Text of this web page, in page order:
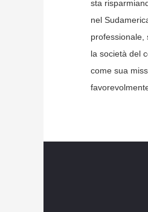
sta
nel
professionale,
la società del
come sua